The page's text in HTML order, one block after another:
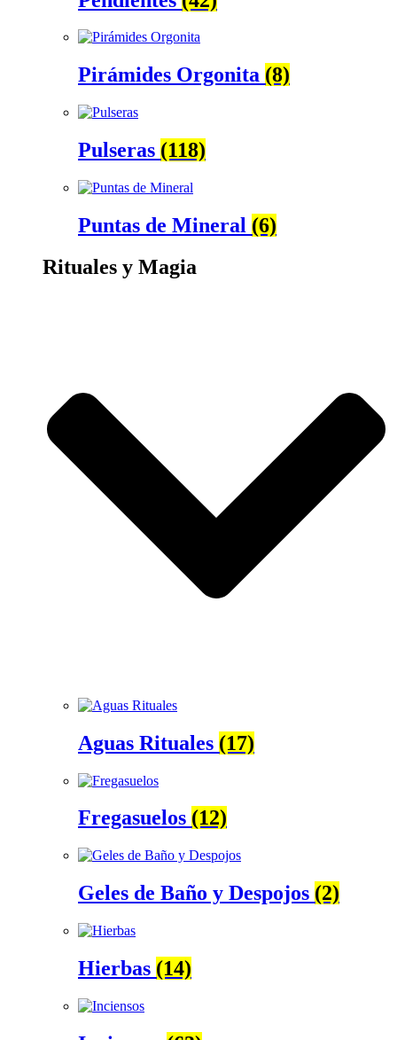
Pirámides Orgonita (8)
Pulseras (118)
Puntas de Mineral (6)
Rituales y Magia
Aguas Rituales (17)
Fregasuelos (12)
Geles de Baño y Despojos (2)
Hierbas (14)